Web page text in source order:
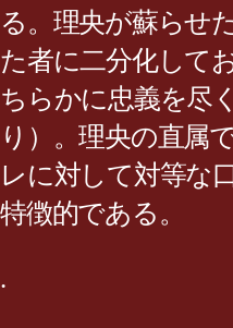
る。理央が蘇らせ
た者に二分化して
ちらかに忠義を尽
り）。理央の直属
レに対して対等な
特徴的である。
.